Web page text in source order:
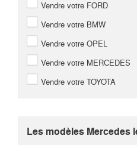
Vendre votre FORD
Vendre votre BMW
Vendre votre OPEL
Vendre votre MERCEDES
Vendre votre TOYOTA
Les modèles Mercedes